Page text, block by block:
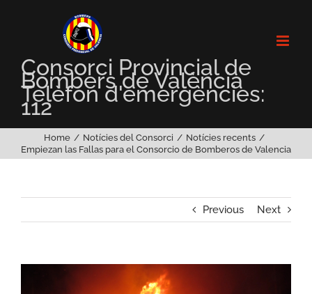
Consorci Provincial de
Bombers de València
Telèfon d'emergències:
112
Home Notícies del Consorci
Notícies recents
Empiezan las Fallas para el Consorcio de Bomberos de Valencia
Previous Next